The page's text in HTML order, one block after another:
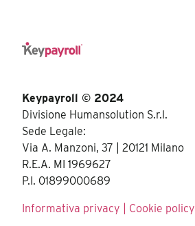
Keypayroll © 2024
Divisione Humansolution S.r.l.
Sede Legale:
Via A. Manzoni, 37 | 20121 Milano
R.E.A. MI 1969627
P.I. 01899000689
Informativa privacy Cookie policy